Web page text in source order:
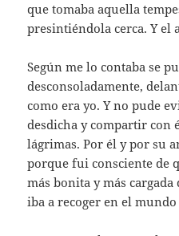
que tomaba aquella
presintiéndola cerca. Y el
Según me lo contaba se
desconsoladamente,
como era yo. Y no pude
desdicha y compartir con
lágrimas. Por él y por su
porque fui consciente de
más bonita y más
iba a recoger en el